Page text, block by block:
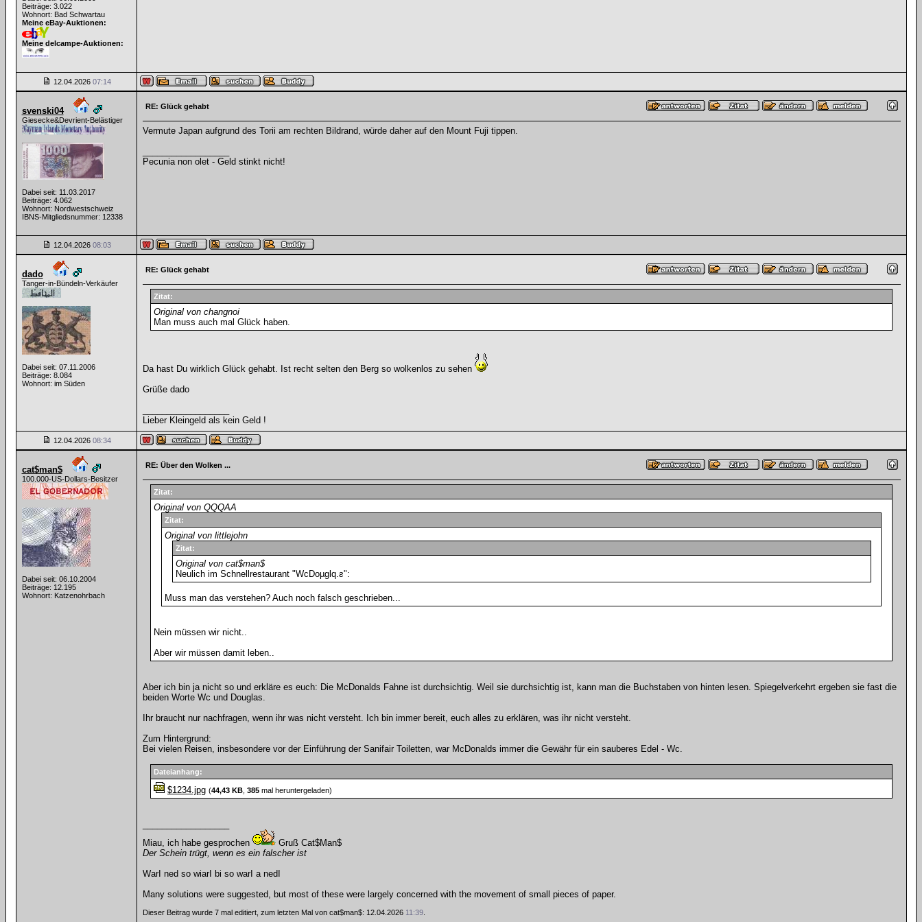
Beiträge: 3.022
Wohnort: Bad Schwartau
Meine eBay-Auktionen:
Meine delcampe-Auktionen:
12.04.2026 07:14
svenski04
Giesecke&Devrient-Belästiger
Dabei seit: 11.03.2017
Beiträge: 4.062
Wohnort: Nordwestschweiz
IBNS-Mitgliedsnummer: 12338
RE: Glück gehabt
Vermute Japan aufgrund des Torii am rechten Bildrand, würde daher auf den Mount Fuji tippen.
Pecunia non olet - Geld stinkt nicht!
12.04.2026 08:03
dado
Tanger-in-Bündeln-Verkäufer
Dabei seit: 07.11.2006
Beiträge: 8.084
Wohnort: im Süden
RE: Glück gehabt
Zitat:
Original von changnoi
Man muss auch mal Glück haben.
Da hast Du wirklich Glück gehabt. Ist recht selten den Berg so wolkenlos zu sehen
Grüße dado
Lieber Kleingeld als kein Geld !
12.04.2026 08:34
cat$man$
100.000-US-Dollars-Besitzer
Dabei seit: 06.10.2004
Beiträge: 12.195
Wohnort: Katzenohrbach
RE: Über den Wolken ...
Zitat:
Original von QQQAA
Zitat:
Original von littlejohn
Zitat:
Original von cat$man$
Neulich im Schnellrestaurant "WcDoµglq.ƨ":
Muss man das verstehen? Auch noch falsch geschrieben...
Nein müssen wir nicht..
Aber wir müssen damit leben..
Aber ich bin ja nicht so und erkläre es euch: Die McDonalds Fahne ist durchsichtig. Weil sie durchsichtig ist, kann man die Buchstaben von hinten lesen. Spiegelverkehrt ergeben sie fast die
beiden Worte Wc und Douglas.
Ihr braucht nur nachfragen, wenn ihr was nicht versteht. Ich bin immer bereit, euch alles zu erklären, was ihr nicht versteht.
Zum Hintergrund:
Bei vielen Reisen, insbesondere vor der Einführung der Sanifair Toiletten, war McDonalds immer die Gewähr für ein sauberes Edel - Wc.
Dateianhang:
$1234.jpg (44,43 KB 385 mal heruntergeladen)
Miau, ich habe gesprochen
Gruß Cat$Man$
Der Schein trügt, wenn es ein falscher ist
WarI ned so wiarI bi so warI a nedI
Many solutions were suggested, but most of these were largely concerned with the movement of small pieces of paper.
Dieser Beitrag wurde 7 mal editiert, zum letzten Mal von cat$man$: 12.04.2026 11:39.